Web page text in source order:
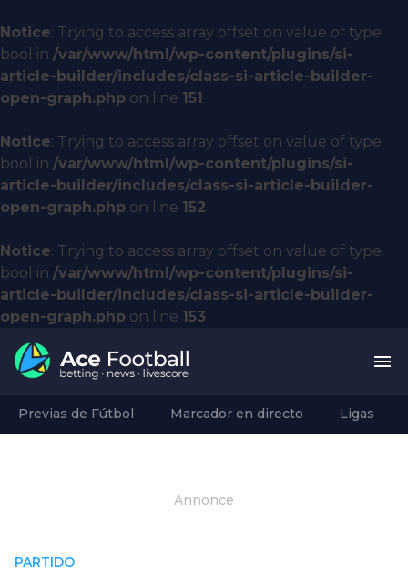
Notice: Trying to access array offset on value of type
bool in /var/www/html/wp-content/plugins/si-
article-builder/includes/class-si-article-builder-
open-graph.php on line 151
Notice: Trying to access array offset on value of type
bool in /var/www/html/wp-content/plugins/si-
article-builder/includes/class-si-article-builder-
open-graph.php on line 152
Notice: Trying to access array offset on value of type
bool in /var/www/html/wp-content/plugins/si-
article-builder/includes/class-si-article-builder-
open-graph.php on line 153
Previas de Fútbol Marcador en directo Ligas
Annonce
PARTIDO